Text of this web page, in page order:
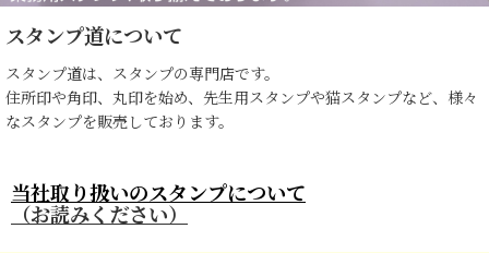
スタンプ道について
スタンプ道は、スタンプの専門店です。
住所印や角印、丸印を始め、先生用スタンプや猫スタンプなど、様々
なスタンプを販売しております。
当社取り扱いのスタンプについて
（お読みください）